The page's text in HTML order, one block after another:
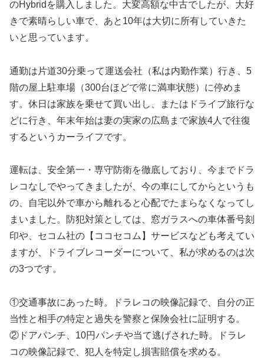
のHybridを購入しました。大変高額な中古でしたが、大好
きで素晴らしい車で、あと10年は大切に所有していきた
いと思っています。
通勤は片道30分乗って運送会社（私は内勤作業）行き、5
階の屋上駐車場（300台ほどで常に満車状態）に停めま
す。休日は家族を乗せて買い出し、またはドライブ旅行な
どに行き、年末年始は妻の実家の広島まで家族4人で往復
するというカーライフです。
運転は、安全第一・専守防衛を徹底しており、今までドラ
レコなしでやってきましたが、今の車にしてからというも
の、自宅以外で車から離れると心配でたまらなくなってし
まいました。防犯対策としては、窓ガラスへの車体番号刻
印や、セコム社の【ココセコム】サービスなども考えてい
ますが、ドライブレコーダーについて、私が求めるのは次
の3つです。
①交通事故にあった時。ドラレコの映像記録で、自分の正
当性と相手の特定と過失を警察と保険会社に証明する。
②ドアパンチ、10円パンチや当て逃げされた時。ドラレ
コの映像記録で、犯人を特定し損害賠償を求める。